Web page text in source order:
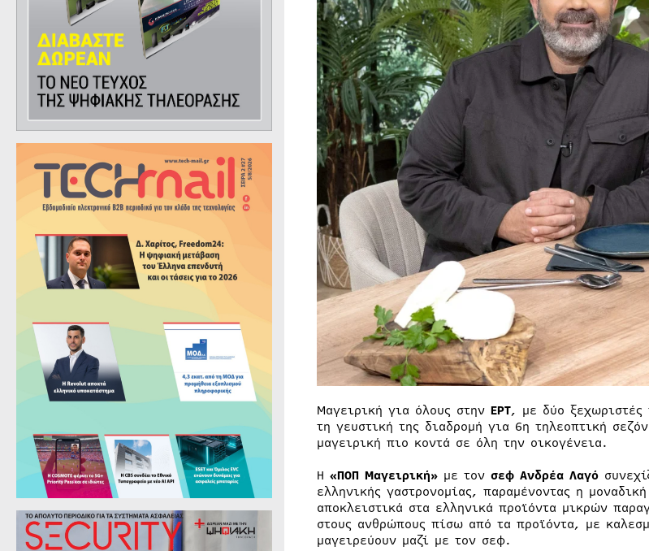
Μαγειρική για όλους στην ΕΡΤ, με δύο ξεχωριστές
τη γευστική της διαδρομή για 6η τηλεοπτική
μαγειρική πιο κοντά σε όλη την οικογένεια.
Η «ΠΟΠ Μαγειρική»με τον σεφ Ανδρέα Λαγό
ελληνικής γαστρονομίας, παραμένοντας η
αποκλειστικά στα ελληνικά προϊόντα μικρών
στους ανθρώπους πίσω από τα προϊόντα, με
μαγειρεύουν μαζί με τον σεφ.